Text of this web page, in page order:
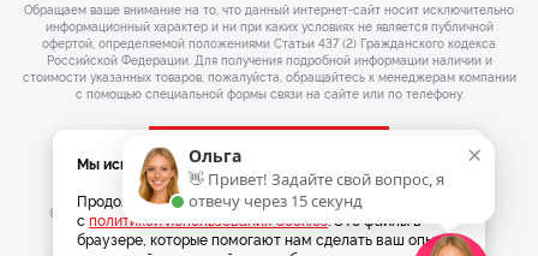
Обращаем ваше внимание на то, что данный интернет-сайт носит исключительно
информационный характер и ни при каких условиях не является публичной
офертой, определяемой положениями Статьи 437 (2) Гражданского кодекса
Российской Федерации. Для получения подробной информации наличии и
стоимости указанных товаров, пожалуйста, обращайтесь к менеджерам компании
с помощью специальной формы связи на сайте или по телефону.
ЗАКАЗАТЬ ЗВОНОК
© 2026 Официальный интернет магазин Bernina. ОГРНИП
316547600101493
×
Мы используем Cookies
Продолжая использовать наш сайт, вы соглашаетесь
с политикой использования Cookies. Это файлы в
браузере, которые помогают нам сделать ваш опыт
×
Ольга
👋 Привет! Задайте свой вопрос, я
отвечу через 15 секунд